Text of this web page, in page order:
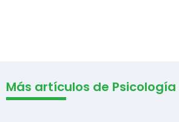
Más artículos de Psicología